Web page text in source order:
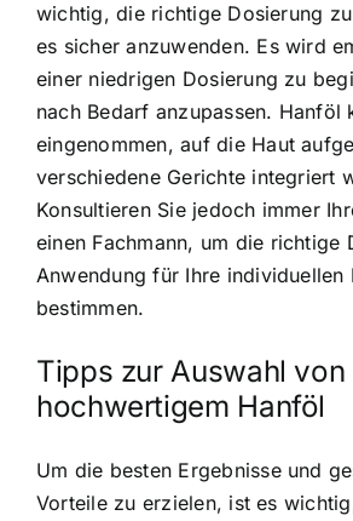
wichtig, die richtige Dosierung
es sicher anzuwenden. Es wird
einer niedrigen Dosierung zu
nach Bedarf anzupassen. Hanföl
eingenommen, auf die Haut
verschiedene Gerichte integriert
Konsultieren Sie jedoch immer
einen Fachmann, um die richtige
Anwendung für Ihre individuellen
bestimmen.
Tipps zur Auswahl von
hochwertigem Hanföl
Um die besten Ergebnisse und
Vorteile zu erzielen, ist es